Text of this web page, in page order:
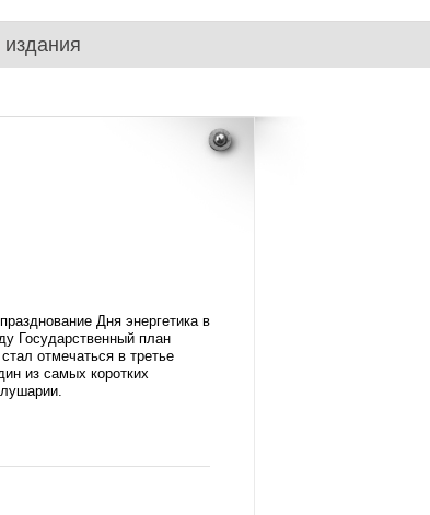
Дня энергетика в
Государственный план
отмечаться в третье
из самых коротких
.